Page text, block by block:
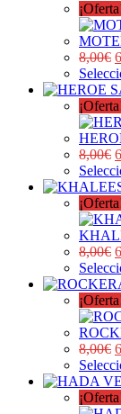
8,00€
8,00€
8,00€
8,00€